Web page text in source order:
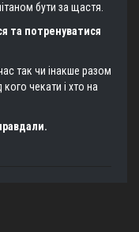
бути за щастя.
та потренуватися
так чи інакше разом
чекати і хто на